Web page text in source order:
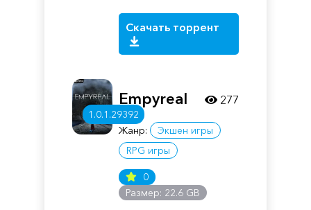
Скачать торрент
1.0.1.29392
Empyreal
Жанр:
Экшен игры
RPG игры
0
Размер: 22.6 GB
277